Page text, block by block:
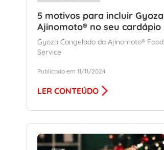
5 motivos para incluir Gyoza
Ajinomoto® no seu cardápio
Gyoza Congelado da Ajinomoto® Food
Service
Publicado em 11/11/2024
LER CONTEÚDO